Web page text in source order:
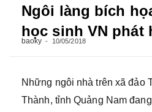
Ngôi làng bích
học sinh VN phát
baoky 10/05/2018
Những ngôi nhà trên xã đảo
Thành, tỉnh Quảng Nam